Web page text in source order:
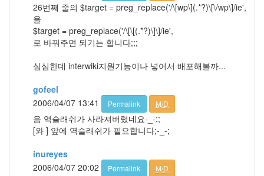
26번째 줄의 $target = preg_replace('/\[wp\](.*?)\[\/wp\]/ie',
을
$target = preg_replace('/\[\[(.*?)\]\]/ie',
로 바꿔주면 되기는 합니다;;;
심심한데 interwiki지원기능이나 넣어서 배포해볼까...
gofeel
2006/04/07 13:41
Permalink M/D
음 역슬래쉬가 사라져버렸네요-_-;;
[와 ] 앞에 역슬래쉬가 필요합니다;-_-;
inureyes
2006/04/07 20:02
Permalink M/D